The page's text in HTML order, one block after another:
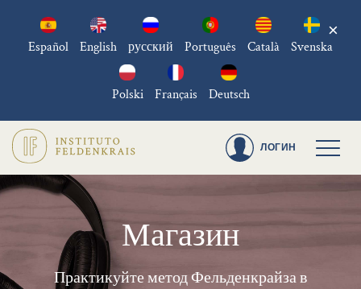
Español English русский Português Català Svenska
Polski Français Deutsch
×
ЛОГИН
Магазин
Практикуйте метод Фельденкрайза в